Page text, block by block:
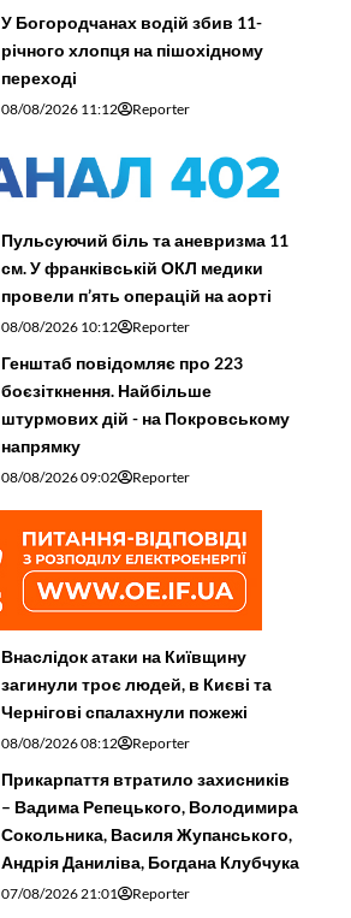
У Богородчанах водій збив 11-
річного хлопця на пішохідному
переході
08/08/2026 11:12 Reporter
Пульсуючий біль та аневризма 11
см. У франківській ОКЛ медики
провели п’ять операцій на аорті
08/08/2026 10:12 Reporter
Генштаб повідомляє про 223
боєзіткнення. Найбільше
штурмових дій - на Покровському
напрямку
08/08/2026 09:02 Reporter
Внаслідок атаки на Київщину
загинули троє людей, в Києві та
Чернігові спалахнули пожежі
08/08/2026 08:12 Reporter
Прикарпаття втратило захисників
– Вадима Репецького, Володимира
Сокольника, Василя Жупанського,
Андрія Даниліва, Богдана Клубчука
07/08/2026 21:01 Reporter